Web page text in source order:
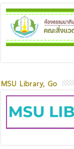
MSU Library, Go